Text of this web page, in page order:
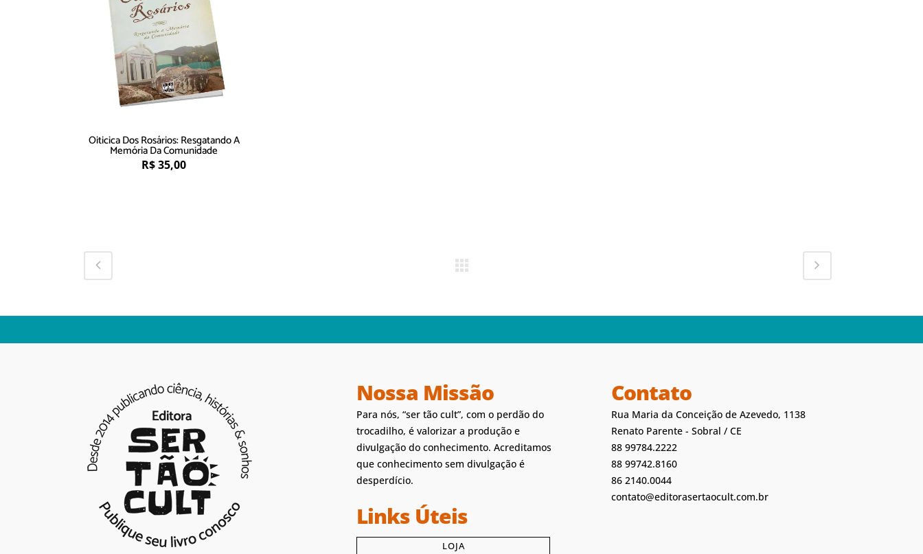
Oiticica Dos Rosários: Resgatando A
Memória Da Comunidade
R$35,00
Nossa Missão
Para nós, “ser tão cult”, com o perdão do
trocadilho, é valorizar a produção e
divulgação do conhecimento. Acreditamos
que conhecimento sem divulgação é
desperdício.
Links Úteis
LOJA
Contato
Rua Maria da Conceição de Azevedo, 1138
Renato Parente - Sobral / CE
88 99784.2222
88 99742.8160
86 2140.0044
contato@editorasertaocult.com.br